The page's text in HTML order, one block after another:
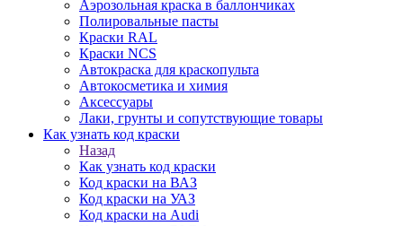
Аэрозольная краска в баллончиках
Полировальные пасты
Краски RAL
Краски NCS
Автокраска для краскопульта
Автокосметика и химия
Аксессуары
Лаки, грунты и сопутствующие товары
Как узнать код краски
Назад
Как узнать код краски
Код краски на ВАЗ
Код краски на УАЗ
Код краски на Audi